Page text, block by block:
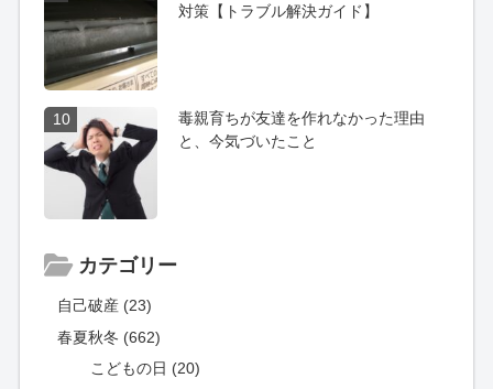
対策【トラブル解決ガイド】
10
毒親育ちが友達を作れなかった理由
と、今気づいたこと
カテゴリー
自己破産 (23)
春夏秋冬 (662)
こどもの日 (20)